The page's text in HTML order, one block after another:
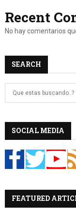
Recent
No hay comentarios
SEARCH
r
:
SOCIAL MEDIA
FEATURED